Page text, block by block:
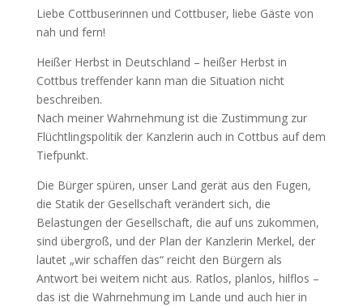
Liebe Cottbuserinnen und Cottbuser, liebe Gäste von
nah und fern!
Heißer Herbst in Deutschland – heißer Herbst in
Cottbus treffender kann man die Situation nicht
beschreiben.
Nach meiner Wahrnehmung ist die Zustimmung zur
Flüchtlingspolitik der Kanzlerin auch in Cottbus auf dem
Tiefpunkt.
Die Bürger spüren, unser Land gerät aus den Fugen,
die Statik der Gesellschaft verändert sich, die
Belastungen der Gesellschaft, die auf uns zukommen,
sind übergroß, und der Plan der Kanzlerin Merkel, der
lautet „wir schaffen das“ reicht den Bürgern als
Antwort bei weitem nicht aus. Ratlos, planlos, hilflos –
das ist die Wahrnehmung im Lande und auch hier in